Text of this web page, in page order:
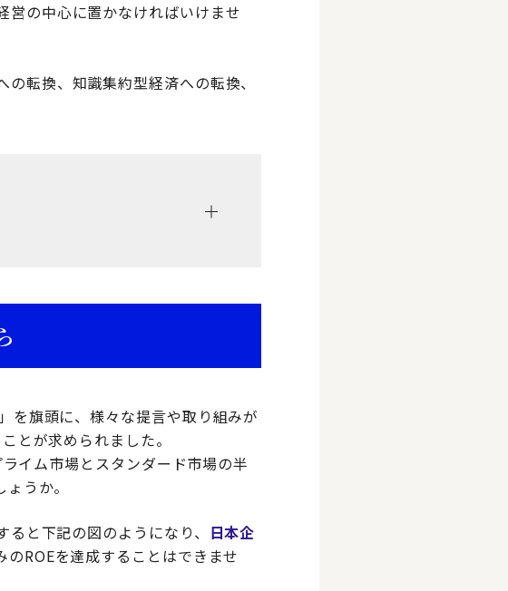
営の中心に置かなければいけませ
転換、知識集約型経済への転換、
を旗頭に、様々な提言や取り組みが
とが求められました。
イム市場とスタンダード市場の半
うか。
と下記の図のようになり、 日本企
ROEを達成することはできませ